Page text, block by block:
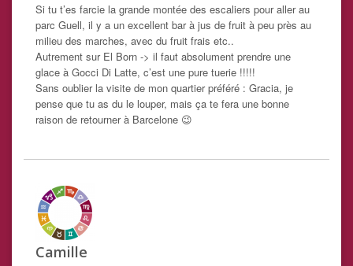
Si tu t’es farcie la grande montée des escaliers pour aller au
parc Guell, il y a un excellent bar à jus de fruit à peu près au
milieu des marches, avec du fruit frais etc..
Autrement sur El Born -> il faut absolument prendre une
glace à Gocci Di Latte, c’est une pure tuerie !!!!!
Sans oublier la visite de mon quartier préféré : Gracia, je
pense que tu as du le louper, mais ça te fera une bonne
raison de retourner à Barcelone 😉
Camille